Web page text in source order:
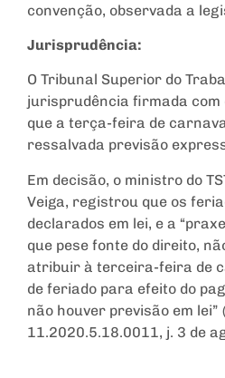
convenção, observada a
Jurisprudência:
O Tribunal Superior do
jurisprudência firmada com
que a terça-feira de
ressalvada previsão
Em decisão, o ministro do
Veiga, registrou que os
declarados em lei, e a
que pese fonte do direito,
atribuir à terceira-feira de
de feriado para efeito do
não houver previsão em lei”
11.2020.5.18.0011, j. 3 de